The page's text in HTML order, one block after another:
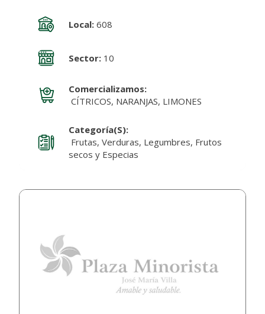
Local:608
Sector:10
Comercializamos:
CÍTRICOS, NARANJAS, LIMONES
Categoría(s):
Frutas, Verduras, Legumbres, Frutos
secos y Especias